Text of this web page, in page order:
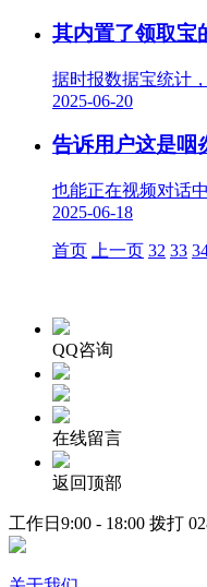
其内置了领取宝
据时报数据宝统计
2025-06-20
告诉用户这是咽
也能正在视频对话
2025-06-18
首页 上一页 32 33
QQ咨询
在线留言
返回顶部
工作日9:00 - 18:00 拨打